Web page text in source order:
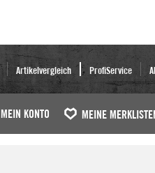
Artikelvergleich ProfiService
MEIN KONTO MEINE